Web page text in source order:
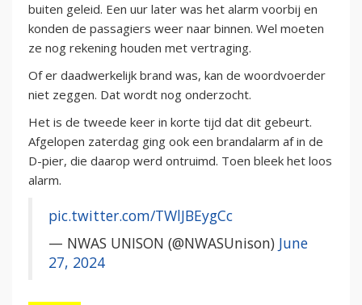
buiten geleid. Een uur later was het alarm voorbij en
konden de passagiers weer naar binnen. Wel moeten
ze nog rekening houden met vertraging.
Of er daadwerkelijk brand was, kan de woordvoerder
niet zeggen. Dat wordt nog onderzocht.
Het is de tweede keer in korte tijd dat dit gebeurt.
Afgelopen zaterdag ging ook een brandalarm af in de
D-pier, die daarop werd ontruimd. Toen bleek het loos
alarm.
pic.twitter.com/TWlJBEygCc
— NWAS UNISON (@NWASUnison) June
27, 2024